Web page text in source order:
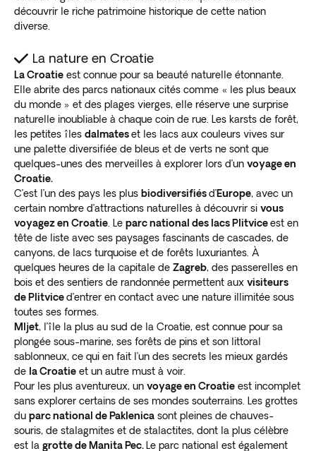
découvrir le riche patrimoine historique de cette nation
diverse.
La nature en Croatie
La Croatie est connue pour sa beauté naturelle étonnante.
Elle abrite des parcs nationaux cités comme « les plus beaux
du monde » et des plages vierges, elle réserve une surprise
naturelle inoubliable à chaque coin de rue. Les karsts de forêt,
les petites îles dalmateset les lacs aux couleurs vives sur
une palette diversifiée de bleus et de verts ne sont que
quelques-unes des merveilles à explorer lors d’un voyage en
Croatie.
C’est l’un des pays les plus biodiversifiésd’Europe, avec un
certain nombre d’attractions naturelles à découvrir si vous
voyagez en Croatie . Le parc national des lacs Plitviceest en
tête de liste avec ses paysages fascinants de cascades, de
canyons, de lacs turquoise et de forêts luxuriantes. À
quelques heures de la capitale de Zagreb, des passerelles en
bois et des sentiers de randonnée permettent aux visiteurs
de Plitviced’entrer en contact avec une nature illimitée sous
toutes ses formes.
Mljet, l’île la plus au sud de la Croatie, est connue pour sa
plongée sous-marine, ses forêts de pins et son littoral
sablonneux, ce qui en fait l’un des secrets les mieux gardés
de la Croatie et un autre must à voir.
Pour les plus aventureux, un voyage en Croatie est incomplet
sans explorer certains de ses mondes souterrains. Les grottes
du parc national de Paklenica sont pleines de chauves-
souris, de stalagmites et de stalactites, dont la plus célèbre
est la grotte de Manita Pec. Le parc national est également